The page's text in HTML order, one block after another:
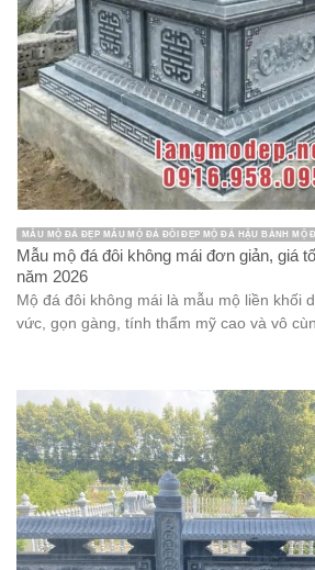
MẪU MỘ ĐÁ ĐẸP MẪU MỘ ĐÁ ĐÔI ĐẸP MỘ ĐÁ HẬU BÀNH MỘ
Mẫu mộ đá đôi không mái đơn giản, giá
năm 2026
Mộ đá đôi không mái là mẫu mộ liền khối
vức, gọn gàng, tính thẩm mỹ cao và vô